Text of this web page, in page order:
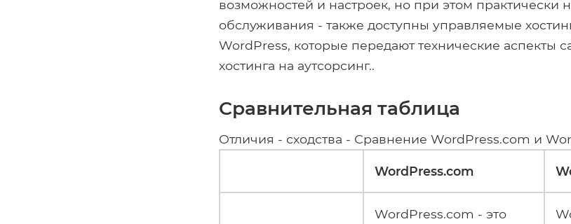
возможностей и настроек, но при этом практически
обслуживания - также доступны управляемые
WordPress, которые передают технические аспекты
хостинга на аутсорсинг..
Сравнительная таблица
Отличия - сходства - Сравнение WordPress.com и
WordPress.com
WordPress.com - это